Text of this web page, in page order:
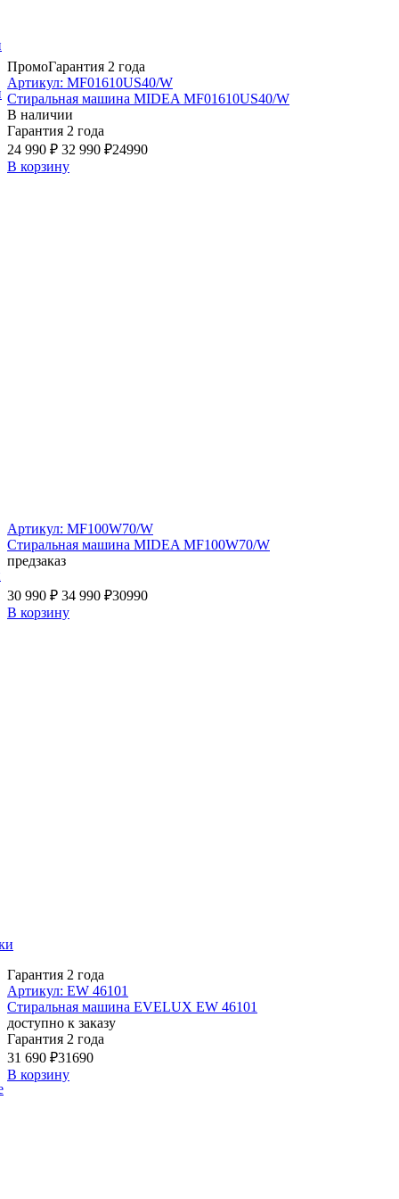
ПромоГарантия 2 года
Артикул: MF01610US40/W
Стиральная машина MIDEA MF01610US40/W
В наличии
Гарантия 2 года
24 990 ₽ 32 990 ₽24990
В корзину
Артикул: MF100W70/W
Стиральная машина MIDEA MF100W70/W
предзаказ
30 990 ₽ 34 990 ₽30990
В корзину
Гарантия 2 года
Артикул: EW 46101
Стиральная машина EVELUX EW 46101
доступно к заказу
Гарантия 2 года
31 690 ₽31690
В корзину